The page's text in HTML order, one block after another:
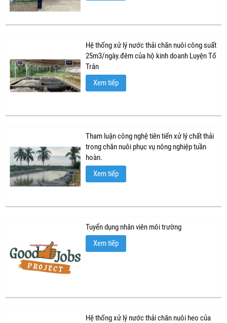
Hệ thống xử lý nước thải chăn nuôi công suất
25m3/ngày.đêm của hộ kinh doanh Luyện Tố
Trân
Xem tiếp
Tham luận công nghệ tiên tiến xử lý chất thải
trong chăn nuôi phục vụ nông nghiệp tuần
hoàn.
Xem tiếp
Tuyển dụng nhân viên môi trường
Xem tiếp
Hệ thống xử lý nước thải chăn nuôi heo của